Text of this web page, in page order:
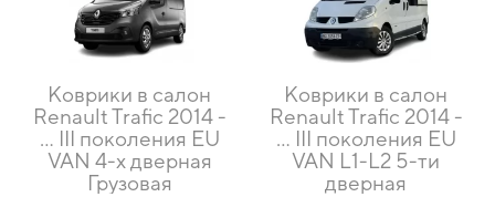
Коврики в салон
Renault Trafic 2014 -
... III поколения EU
VAN 4-х дверная
Грузовая
Коврики в салон
Renault Trafic 2014 -
... III поколения EU
VAN L1-L2 5-ти
дверная